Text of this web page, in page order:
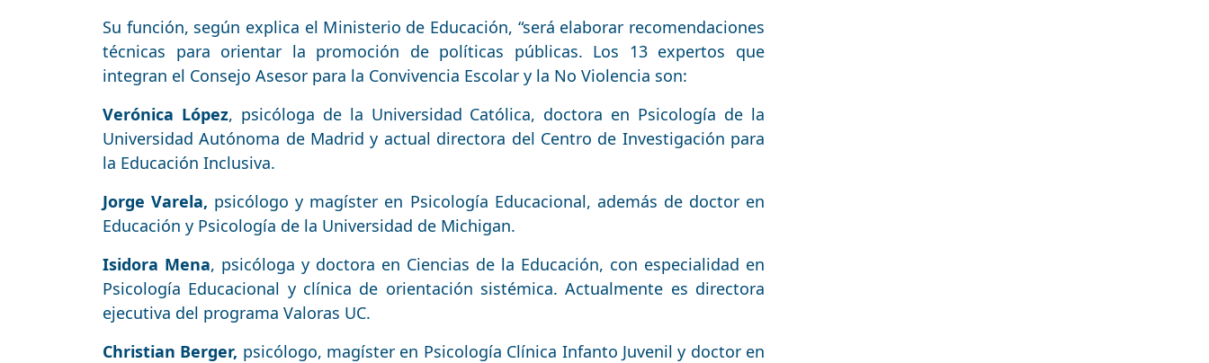
Su función, según explica el Ministerio de Educación, “será elaborar recomendaciones
técnicas para orientar la promoción de políticas públicas. Los 13 expertos que
integran el Consejo Asesor para la Convivencia Escolar y la No Violencia son:
Verónica López, psicóloga de la Universidad Católica, doctora en Psicología de la
Universidad Autónoma de Madrid y actual directora del Centro de Investigación para
la Educación Inclusiva.
Jorge Varela, psicólogo y magíster en Psicología Educacional, además de doctor en
Educación y Psicología de la Universidad de Michigan.
Isidora Mena, psicóloga y doctora en Ciencias de la Educación, con especialidad en
Psicología Educacional y clínica de orientación sistémica. Actualmente es directora
ejecutiva del programa Valoras UC.
Christian Berger, psicólogo, magíster en Psicología Clínica Infanto Juvenil y doctor en